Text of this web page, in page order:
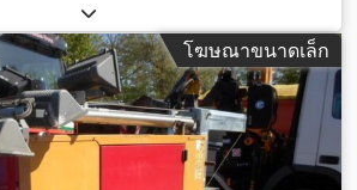
โฆษณาขนาดเล็ก